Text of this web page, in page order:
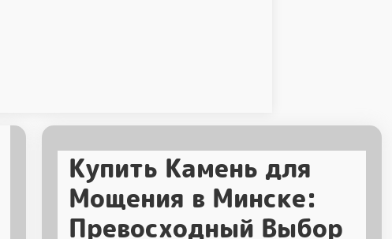
Купить Камень для
Мощения в Минске:
Превосходный Выбор